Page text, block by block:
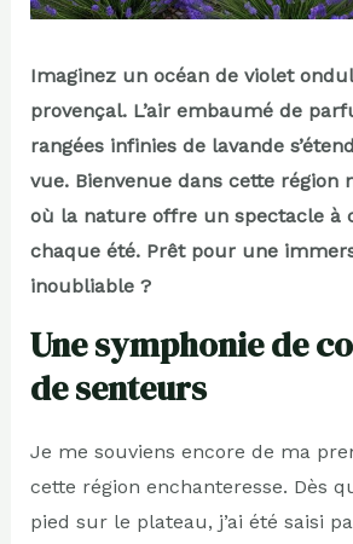
Imaginez un océan de violet
provençal. L’air embaumé de
rangées infinies de lavande
vue. Bienvenue dans cette région
où la nature offre un spectacle à
chaque été. Prêt pour une
inoubliable ?
Une symphonie de
de senteurs
Je me souviens encore de ma
cette région enchanteresse. Dès
pied sur le plateau, j’ai été saisi